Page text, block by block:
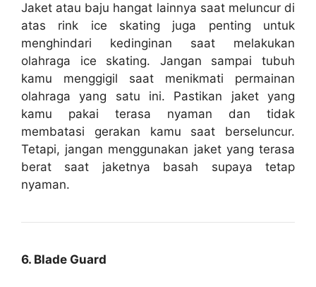
Jaket atau baju hangat lainnya saat meluncur di
atas rink ice skating juga penting untuk
menghindari kedinginan saat melakukan
olahraga ice skating. Jangan sampai tubuh
kamu menggigil saat menikmati permainan
olahraga yang satu ini. Pastikan jaket yang
kamu pakai terasa nyaman dan tidak
membatasi gerakan kamu saat berseluncur.
Tetapi, jangan menggunakan jaket yang terasa
berat saat jaketnya basah supaya tetap
nyaman.
6. Blade Guard